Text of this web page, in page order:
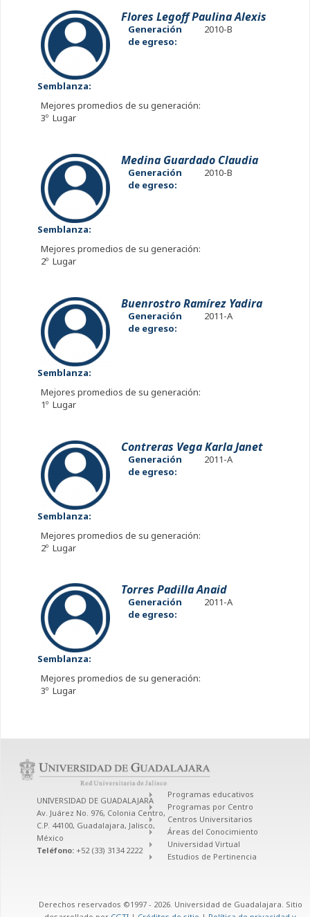
Flores Legoff Paulina Alexis
Generación
de egreso:
2010-B
Semblanza:
Mejores promedios de su generación:
3º Lugar
Medina Guardado Claudia
Generación
de egreso:
2010-B
Semblanza:
Mejores promedios de su generación:
2º Lugar
Buenrostro Ramírez Yadira
Generación
de egreso:
2011-A
Semblanza:
Mejores promedios de su generación:
1º Lugar
Contreras Vega Karla Janet
Generación
de egreso:
2011-A
Semblanza:
Mejores promedios de su generación:
2º Lugar
Torres Padilla Anaid
Generación
de egreso:
2011-A
Semblanza:
Mejores promedios de su generación:
3º Lugar
UNIVERSIDAD DE GUADALAJARA
Av. Juárez No. 976, Colonia Centro,
C.P. 44100, Guadalajara, Jalisco,
México
Teléfono: +52 (33) 3134 2222
Programas educativos
Programas por Centro
Centros Universitarios
Áreas del Conocimiento
Universidad Virtual
Estudios de Pertinencia
Derechos reservados ©1997 - 2026. Universidad de Guadalajara. Sitio